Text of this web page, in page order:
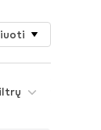
forma